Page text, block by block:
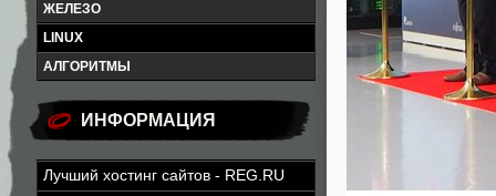
ЖЕЛЕЗО
LINUX
АЛГОРИТМЫ
ИНФОРМАЦИЯ
Лучший хостинг сайтов - REG.RU